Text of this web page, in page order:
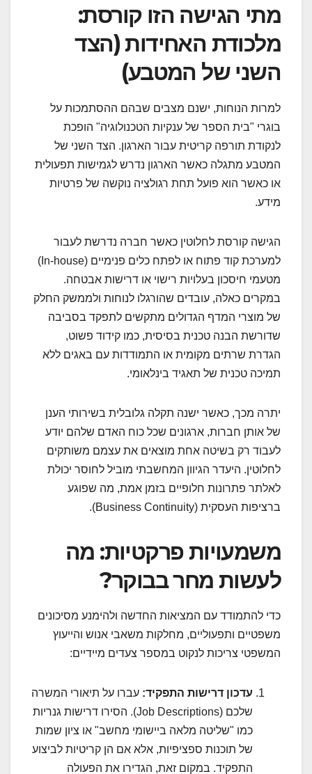
מתי הגישה הזו קורסת:
מלכודת האחידות (הצד
השני של המטבע)
למרות הנוחות, ישנם מצבים שבהם ההסתמכות על
בוגרי "בית הספר של ענקיות הטכנולוגיה" הופכת
לנקודת תורפה קריטית עבור הארגון. הצד השני של
המטבע מתגלה כאשר הארגון נדרש לגמישות תפעולית
או כאשר הוא פועל תחת רגולציה נוקשה של פרטיות
מידע.
הגישה קורסת לחלוטין כאשר חברה נדרשת לעבור
למערכת קוד פתוח או לפתח כלים פנימיים (In-house)
מטעמי חיסכון בעלויות רישוי או דרישות אבטחה.
במקרים כאלה, עובדים שהורגלו לנוחות ולממשק החלק
של מוצרי המדף הגדולים מתקשים לתפקד בסביבה
שדורשת הבנה טכנית בסיסית, כמו קידוד פשוט,
הגדרת שרתים מקומית או התמודדות עם באגים ללא
תמיכה טכנית של תאגיד בינלאומי.
יתרה מכך, כאשר ישנה תקלה גלובלית בשירותי הענן
של אותן חברות, ארגונים שכל כוח האדם שלהם יודע
לעבוד רק בשיטה אחת מוצאים את עצמם משותקים
לחלוטין. היעדר הגיוון המחשבתי מוביל לחוסר יכולת
לאלתר פתרונות חלופיים בזמן אמת, מה שפוגע
ברציפות העסקית (Business Continuity).
משמעויות פרקטיות: מה
לעשות מחר בבוקר?
כדי להתמודד עם המציאות החדשה ולהימנע מסיכונים
משפטיים ותפעוליים, מחלקות משאבי אנוש והייעוץ
המשפטי צריכות לנקוט במספר צעדים מיידיים:
עדכון דרישות התפקיד: עברו על תיאורי המשרה
שלכם (Job Descriptions). הסירו דרישות גנריות
כמו "שליטה מלאה ביישומי מחשב" או ציון שמות
של תוכנות ספציפיות, אלא אם הן קריטיות לביצוע
התפקיד. במקום זאת, הגדירו את הפעולה